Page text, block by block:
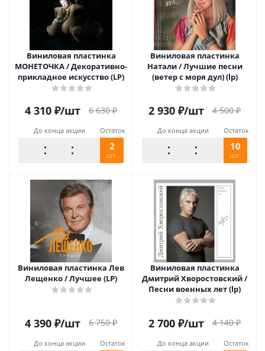
Виниловая пластинка
МОНЕТОЧКА / Декоративно-
прикладное искусство (LP)
4 310 ₽/шт 6 630₽
До конца акции Остаток
2
шт.
Виниловая пластинка
Натали / Лучшие песни
(ветер с моря дул) (lp)
2 930 ₽/шт 4 500₽
До конца акции Остаток
10
шт.
Виниловая пластинка Лев
Лещенко / Лучшее (LP)
4 390 ₽/шт 6 750₽
До конца акции Остаток
Виниловая пластинка
Дмитрий Хворостовский /
Песни военных лет (lp)
2 700 ₽/шт 4 140₽
До конца акции Остаток